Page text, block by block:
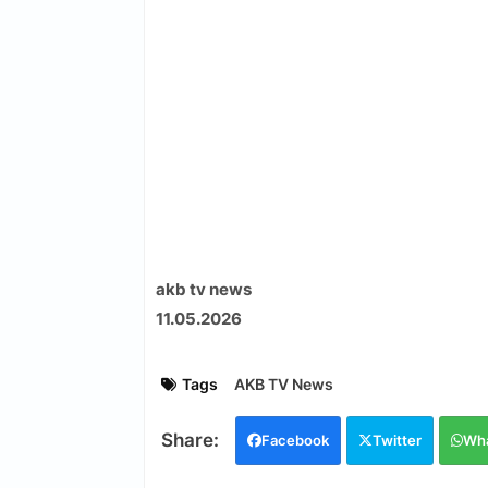
akb tv news
11.05.2026
Tags AKB TV News
Facebook Twitter